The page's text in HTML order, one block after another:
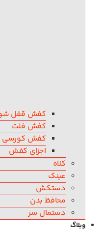
کفش قفل شو
کفش فلت
کفش کورسی
اجزای کفش
کلاه
عینک
دستکش
محافظ بدن
دستمال سر
وبلاگ